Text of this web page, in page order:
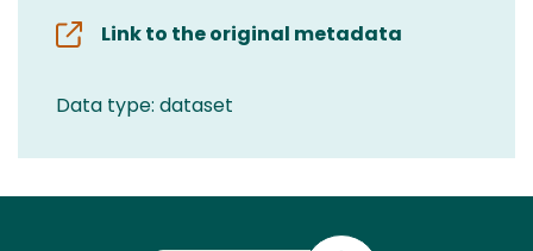
Link to the original metadata
Data type: dataset